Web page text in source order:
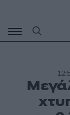
περιεχόμενο